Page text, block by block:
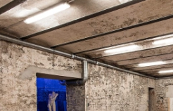
Moderne Architektur | Offen &
Gestaltung | Weite Räume